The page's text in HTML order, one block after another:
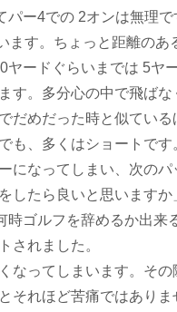
ー4での 2オンは無理
ます。ちょっと距離の
ードぐらいまでは 5ヤ
す。多分心の中で飛ば
だめだった時と似てい
も、多くはショートです
になってしまい、次の
したら良いと思います
ゴルフを辞めるか出来
されました。
ってしまいます。そ
それほど苦痛ではあり